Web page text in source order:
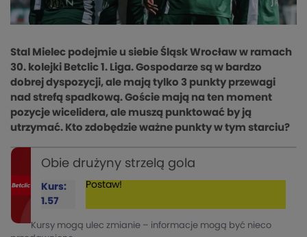
Stal Mielec podejmie u siebie Śląsk Wrocław w ramach
30. kolejki Betclic 1. Liga. Gospodarze są w bardzo
dobrej dyspozycji, ale mają tylko 3 punkty przewagi
nad strefą spadkową. Goście mają na ten moment
pozycje wicelidera, ale muszą punktować by ją
utrzymać. Kto zdobędzie ważne punkty w tym starciu?
Obie drużyny strzelą gola
Kurs:
1.57
Postaw!
Kursy mogą ulec zmianie – informacje mogą być nieco